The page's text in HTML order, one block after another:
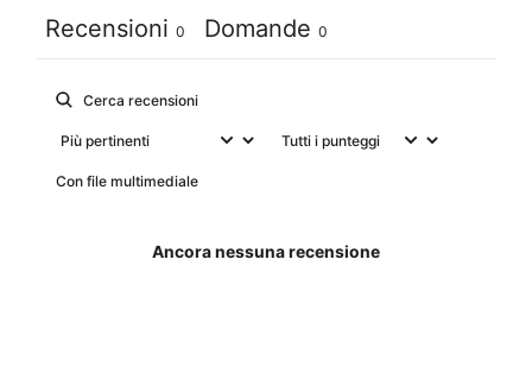
Recensioni 0 Domande 0
Con file multimediale
Ancora nessuna recensione